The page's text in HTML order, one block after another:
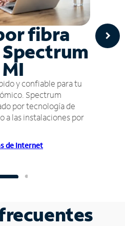
fibra
y confiable para tu
Spectrum
por tecnología de
a las instalaciones por
de Internet